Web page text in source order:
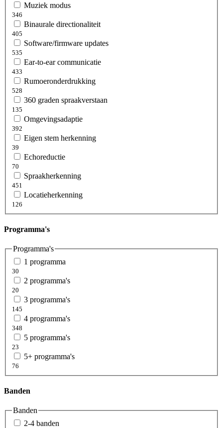
Muziek modus
346
Binaurale directionaliteit
405
Software/firmware updates
535
Ear-to-ear communicatie
433
Rumoeronderdrukking
528
360 graden spraakverstaan
135
Omgevingsadaptie
392
Eigen stem herkenning
39
Echoreductie
70
Spraakherkenning
451
Locatieherkenning
126
Programma's
Programma's
1 programma
30
2 programma's
20
3 programma's
145
4 programma's
348
5 programma's
23
5+ programma's
76
Banden
Banden
2-4 banden